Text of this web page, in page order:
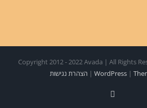
Copyright 2012 - 2022 Avada | All Rights
WordPress |
| הצהרת נגישות